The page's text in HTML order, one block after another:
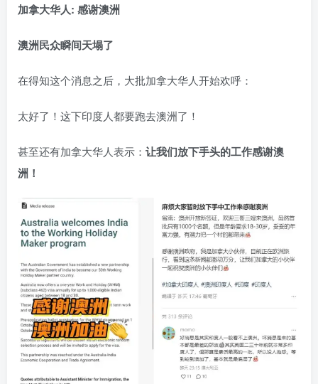
加拿大华人: 感谢澳洲
澳洲民众瞬间天塌了
在得知这个消息之后，大批加拿大华人开始欢呼：
太好了！这下印度人都要跑去澳洲了！
甚至还有加拿大华人表示： 让我们放下手头的工作感谢澳
洲！